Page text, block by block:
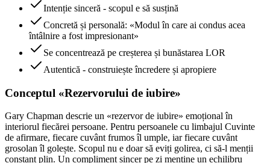
Intenție sinceră - scopul e să susțină
Concretă și personală: «Modul în care ai condus acea
întâlnire a fost impresionant»
Se concentrează pe creșterea și bunăstarea LOR
Autentică - construiește încredere și apropiere
Conceptul «Rezervorului de iubire»
Gary Chapman descrie un «rezervor de iubire» emoțional în
interiorul fiecărei persoane. Pentru persoanele cu limbajul Cuvinte
de afirmare, fiecare cuvânt frumos îl umple, iar fiecare cuvânt
grosolan îl golește. Scopul nu e doar să eviți golirea, ci să-l menții
constant plin. Un compliment sincer pe zi menține un echilibru